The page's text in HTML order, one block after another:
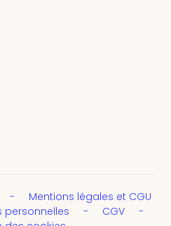
Mentions légales et CGU
personnelles
CGV